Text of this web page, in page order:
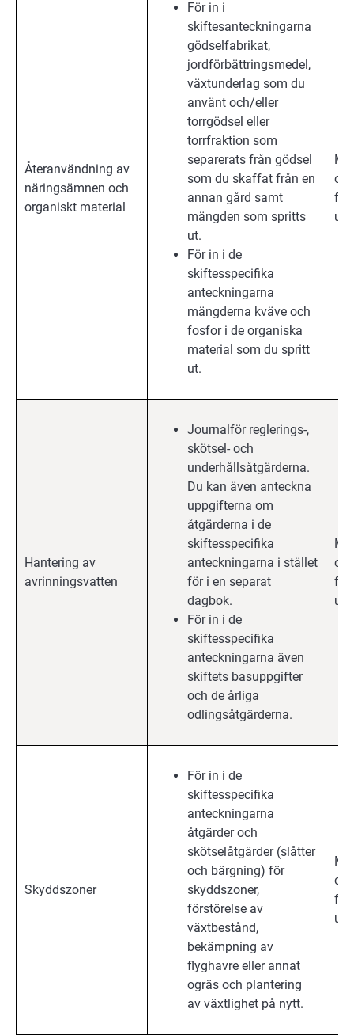
Återanvändning av
näringsämnen och
organiskt material
För in i
skiftesanteckningarna
gödselfabrikat,
jordförbättringsmedel,
växtunderlag som du
använt och/eller
torrgödsel eller
torrfraktion som
separerats från gödsel
som du skaffat från en
annan gård samt
mängden som spritts
ut.
För in i de
skiftesspecifika
anteckningarna
mängderna kväve och
fosfor i de organiska
material som du spritt
ut.
Hantering av
avrinningsvatten
Journalför reglerings-,
skötsel- och
underhållsåtgärderna.
Du kan även anteckna
uppgifterna om
åtgärderna i de
skiftesspecifika
anteckningarna i stället
för i en separat
dagbok.
För in i de
skiftesspecifika
anteckningarna även
skiftets basuppgifter
och de årliga
odlingsåtgärderna.
Skyddszoner
För in i de
skiftesspecifika
anteckningarna
åtgärder och
skötselåtgärder (slåtter
och bärgning) för
skyddszoner,
förstörelse av
växtbestånd,
bekämpning av
flyghavre eller annat
ogräs och plantering
av växtlighet på nytt.